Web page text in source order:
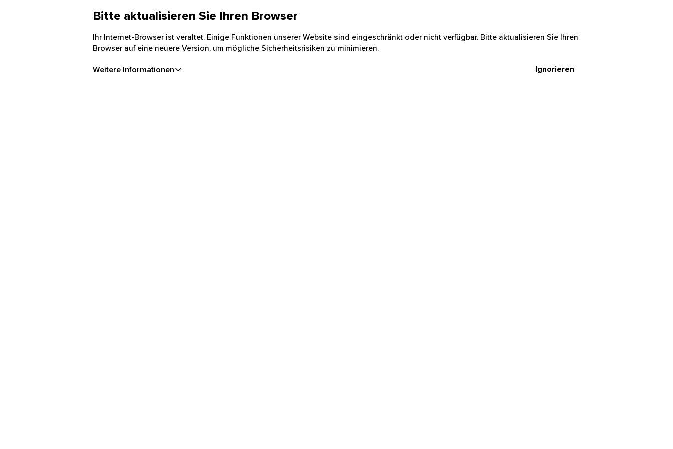
Bitte aktualisieren Sie Ihren Browser
Ihr Internet-Browser ist veraltet. Einige Funktionen unserer Website sind eingeschränkt oder nicht verfügbar. Bitte aktualisieren Sie Ihren
Browser auf eine neuere Version, um mögliche Sicherheitsrisiken zu minimieren.
Weitere Informationen Ignorieren